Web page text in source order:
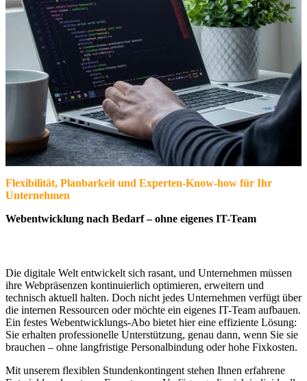
Flexibilität, Planbarkeit und Experten-Know-how für Ihr
Unternehmen
Webentwicklung nach Bedarf– ohne eigenes IT-Team
Die digitale Welt entwickelt sich rasant, und Unternehmen müssen
ihre Webpräsenzen kontinuierlich optimieren, erweitern und
technisch aktuell halten. Doch nicht jedes Unternehmen verfügt über
die internen Ressourcen oder möchte ein eigenes IT-Team aufbauen.
Ein festes Webentwicklungs-Abo bietet hier eine effiziente Lösung:
Sie erhalten professionelle Unterstützung, genau dann, wenn Sie sie
brauchen – ohne langfristige Personalbindung oder hohe Fixkosten.
Mit unserem flexiblen Stundenkontingent stehen Ihnen erfahrene